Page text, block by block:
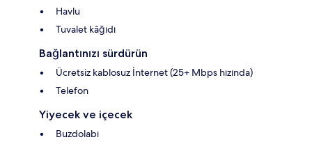
Havlu
Tuvalet kâğıdı
Bağlantınızı sürdürün
Ücretsiz kablosuz İnternet (25+ Mbps hızında)
Telefon
Yiyecek ve içecek
Buzdolabı